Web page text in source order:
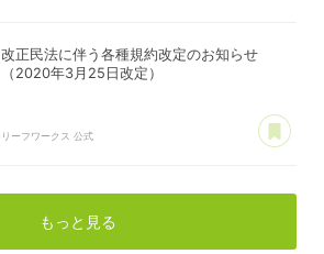
改正民法に伴う各種規約改定のお知らせ
（2020年3月25日改定）
リーフワークス 公式
もっと見る